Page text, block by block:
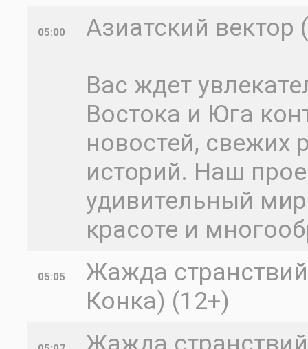
05:00
Азиатский вектор
Вас ждет
Востока и Юга
новостей, свежих
историй. Наш
удивительный
красоте и
05:05
Жажда
Конка) (12+)